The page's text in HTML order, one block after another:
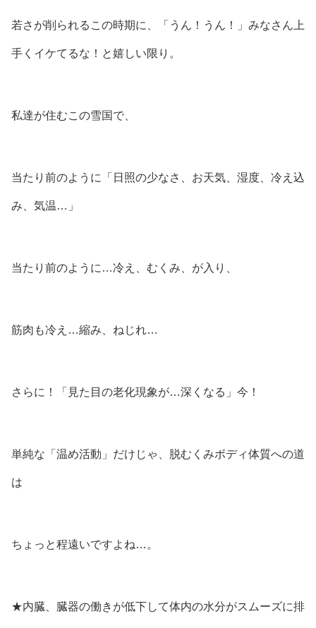
若さが削られるこの時期に、「うん！うん！」みなさん上
手くイケてるな！と嬉しい限り。
私達が住むこの雪国で、
当たり前のように「日照の少なさ、お天気、湿度、冷え込
み、気温…」
当たり前のように…冷え、むくみ、が入り、
筋肉も冷え…縮み、ねじれ…
さらに！「見た目の老化現象が…深くなる」今！
単純な「温め活動」だけじゃ、脱むくみボディ体質への道
は
ちょっと程遠いですよね…。
★内臓、臓器の働きが低下して体内の水分がスムーズに排